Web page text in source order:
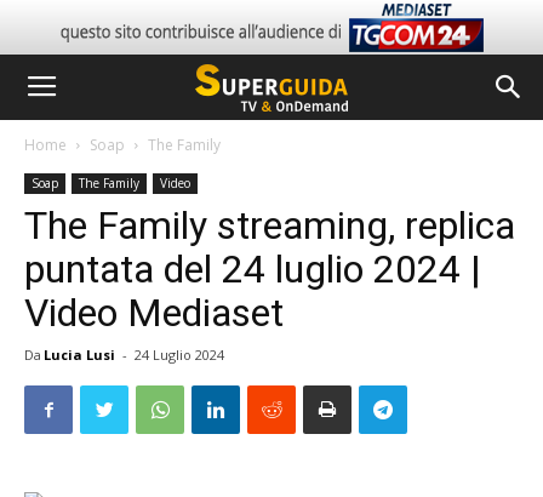
Home Soap The Family
Soap The Family Video
The Family streaming, replica
puntata del 24 luglio 2024 |
Video Mediaset
Da Lucia Lusi - 24 Luglio 2024